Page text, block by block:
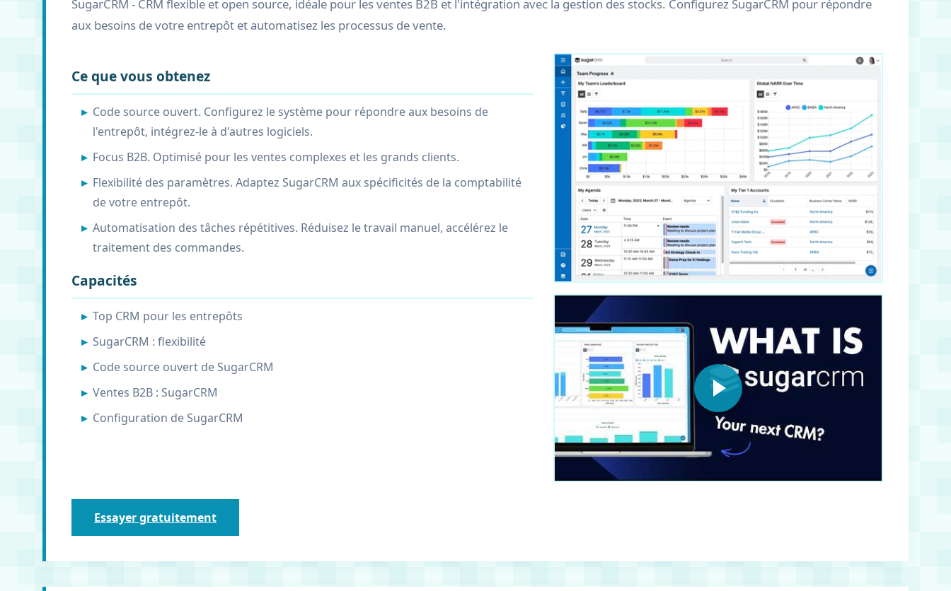
SugarCRM - CRM flexible et open source, idéale pour les ventes B2B et l'intégration avec la gestion des stocks. Configurez SugarCRM pour répondre
aux besoins de votre entrepôt et automatisez les processus de vente.
Ce que vous obtenez
Code source ouvert. Configurez le système pour répondre aux besoins de
l'entrepôt, intégrez-le à d'autres logiciels.
Focus B2B. Optimisé pour les ventes complexes et les grands clients.
Flexibilité des paramètres. Adaptez SugarCRM aux spécificités de la comptabilité
de votre entrepôt.
Automatisation des tâches répétitives. Réduisez le travail manuel, accélérez le
traitement des commandes.
Capacités
Top CRM pour les entrepôts
SugarCRM : flexibilité
Code source ouvert de SugarCRM
Ventes B2B : SugarCRM
Configuration de SugarCRM
Essayer gratuitement